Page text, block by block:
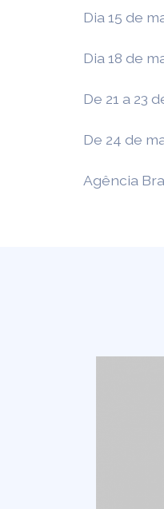
Dia 15 de
Dia 18 de
De 21 a 23
De 24 de
Agência